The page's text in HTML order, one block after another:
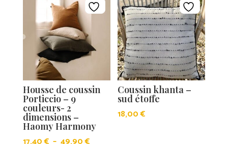
Housse de coussin
Porticcio – 9
couleurs- 2
dimensions –
Haomy Harmony
Plage
Coussin khanta –
sud étoffe
18,00€